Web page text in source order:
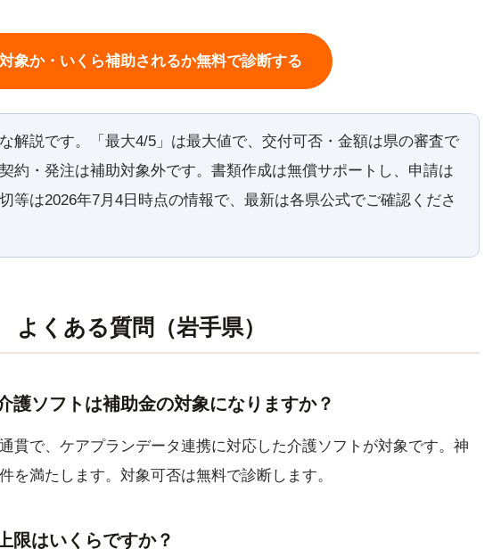
象か・いくら補助されるか無料で診断する
解説です。「最大4/5」は最大値で、交付可否・金額は県の審査で
約・発注は補助対象外です。書類作成は無償サポートし、申請は
等は2026年7月4日時点の情報で、最新は各県公式でご確認くださ
よくある質問（岩手県）
護ソフトは補助金の対象になりますか？
貫で、ケアプランデータ連携に対応した介護ソフトが対象です。神
を満たします。対象可否は無料で診断します。
限はいくらですか？